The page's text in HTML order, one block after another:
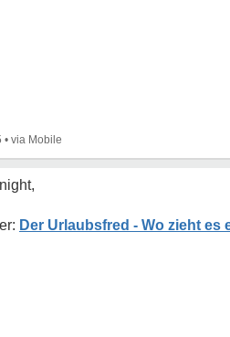
•
Der Urlaubsfred - Wo zieht es